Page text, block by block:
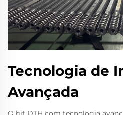
Tecnologia de
Avançada